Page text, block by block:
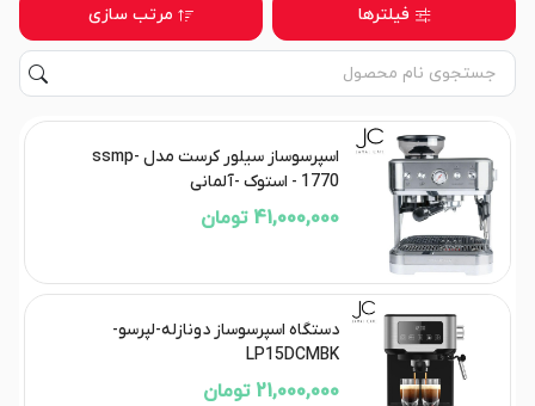
فیلترها مرتب سازی
اسپرسوساز سیلور کرست مدل ssmp-
1770 - استوک -آلمانی
41,000,000 تومان
دستگاه اسپرسوساز دونازله-لپرسو-
LP15DCMBK
21,000,000 تومان